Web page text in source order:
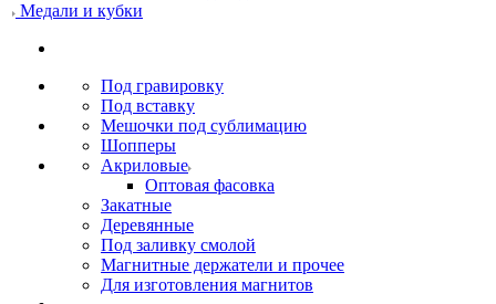
Медали и кубки
Под гравировку
Под вставку
Мешочки под сублимацию
Шопперы
Акриловые
Оптовая фасовка
Закатные
Деревянные
Под заливку смолой
Магнитные держатели и прочее
Для изготовления магнитов